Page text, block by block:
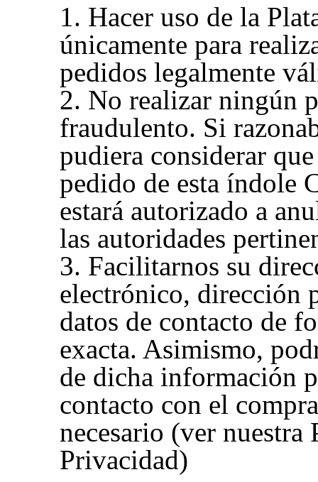
1. Hacer uso de la
únicamente para
pedidos legalmente
2. No realizar ningún
fraudulento. Si
pudiera considerar
pedido de esta índole
estará autorizado a
las autoridades
3. Facilitarnos su
electrónico, dirección
datos de contacto de
exacta. Asimismo,
de dicha información
contacto con el
necesario (ver nuestra
Privacidad)